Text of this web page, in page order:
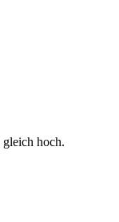
hoch.